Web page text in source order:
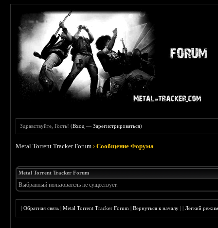
Здравствуйте, Гость! (Вход —Зарегистрироваться)
Metal Torrent Tracker Forum ›Сообщение Форума
Metal Torrent Tracker Forum
Выбранный пользователь не существует.
|Обратная связь |Metal Torrent Tracker Forum |Вернуться к началу ||Лёгкий